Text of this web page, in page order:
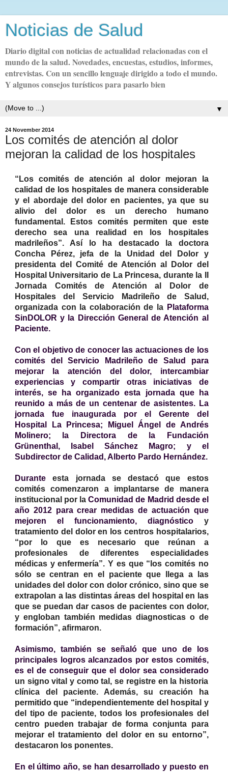
Noticias de Salud
Diario digital con noticias de actualidad relacionadas con el
mundo de la salud. Novedades, encuestas, estudios, informes,
entrevistas. Con un sencillo lenguaje dirigido a todo el mundo.
Y algunos consejos turísticos para pasarlo bien
▼
24 November 2014
Los comités de atención al dolor
mejoran la calidad de los hospitales
“Los comités de atención al dolor mejoran la
calidad de los hospitales de manera considerable
y el abordaje del dolor en pacientes, ya que su
alivio del dolor es un derecho humano
fundamental. Estos comités permiten que este
derecho sea una realidad en los hospitales
madrileños”. Así lo ha destacado la doctora
Concha Pérez, jefa de la Unidad del Dolor y
presidenta del Comité de Atención al Dolor del
Hospital Universitario de La Princesa, durante la II
Jornada Comités de Atención al Dolor de
Hospitales del Servicio Madrileño de Salud,
organizada con la colaboración de la Plataforma
SinDOLOR y la Dirección General de Atención al
Paciente.
Con el objetivo de conocer las actuaciones de los
comités del Servicio Madrileño de Salud para
mejorar la atención del dolor, intercambiar
experiencias y compartir otras iniciativas de
interés, se ha organizado esta jornada que ha
reunido a más de un centenar de asistentes. La
jornada fue inaugurada por el Gerente del
Hospital La Princesa; Miguel Ángel de Andrés
Molinero; la Directora de la Fundación
Grünenthal, Isabel Sánchez Magro; y el
Subdirector de Calidad, Alberto Pardo Hernández.
Duranteesta jornada se destacó que estos
comités comenzaron a implantarse de manera
institucional por la Comunidad de Madrid desde el
año 2012 para crear medidas de actuación que
mejoren el funcionamiento, diagnósticoy
tratamiento del dolor en los centros hospitalarios,
“por lo que es necesario que reúnan a
profesionales de diferentes especialidades
médicas y enfermería”. Y es que “los comités no
sólo se centran en el paciente que llega a las
unidades del dolor con dolor crónico, sino que se
extrapolan a las distintas áreas del hospital en las
que se puedan dar casos de pacientes con dolor,
y engloban también medidas diagnosticas o de
formación”, afirmaron.
Asimismo, también se señaló que uno de los
principales logros alcanzados por estos comités,
es el de conseguir que el dolor sea considerado
un signo vital y como tal, se registre en la historia
clínica del paciente. Además, su creación ha
permitido que “independientemente del hospital y
del tipo de paciente, todos los profesionales del
centro pueden trabajar de forma conjunta para
mejorar el tratamiento del dolor en su entorno”,
destacaron los ponentes.
En el último año, se han desarrollado y puesto en